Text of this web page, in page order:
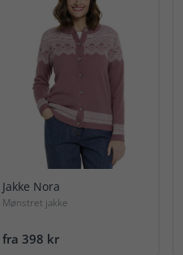
Jakke Nora
Mønstret jakke
fra 398 kr